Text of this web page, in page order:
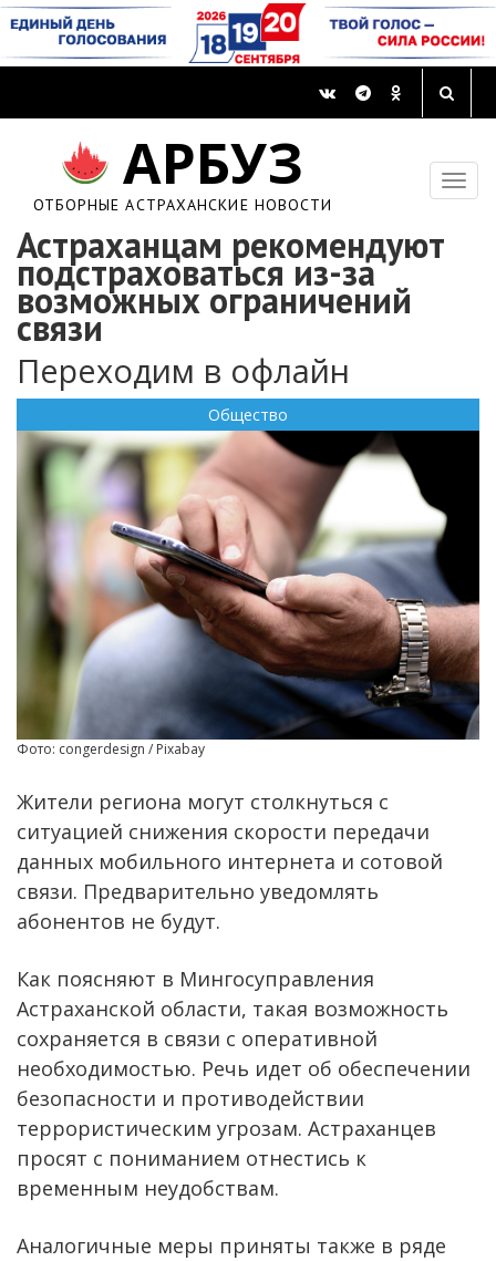
АРБУЗ
ОТБОРНЫЕ АСТРАХАНСКИЕ НОВОСТИ
Астраханцам рекомендуют
подстраховаться из-за
возможных ограничений
связи
Переходим в офлайн
Общество
Фото: congerdesign / Pixabay
Жители региона могут столкнуться с
ситуацией снижения скорости передачи
данных мобильного интернета и сотовой
связи. Предварительно уведомлять
абонентов не будут.
Как поясняют в Мингосуправления
Астраханской области, такая возможность
сохраняется в связи с оперативной
необходимостью. Речь идет об обеспечении
безопасности и противодействии
террористическим угрозам. Астраханцев
просят с пониманием отнестись к
временным неудобствам.
Аналогичные меры приняты также в ряде